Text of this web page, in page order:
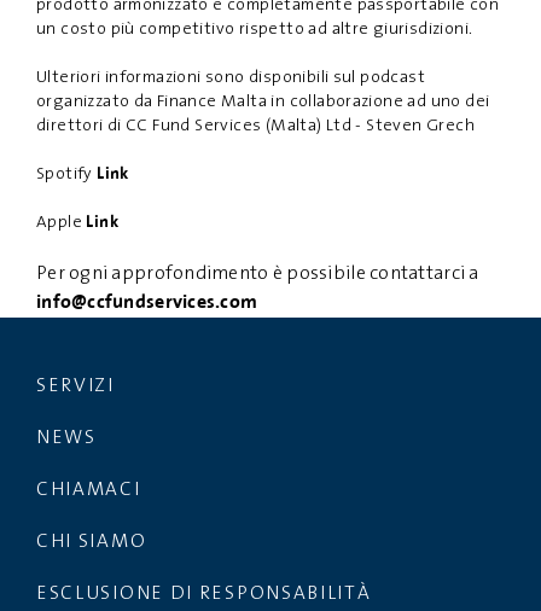
prodotto armonizzato e completamente passportabile con
un costo più competitivo rispetto ad altre giurisdizioni.
Ulteriori informazioni sono disponibili sul podcast
organizzato da Finance Malta in collaborazione ad uno dei
direttori di CC Fund Services (Malta) Ltd - Steven Grech
Spotify Link
Apple Link
Per ogni approfondimento è possibile contattarci a
info@ccfundservices.com
SERVIZI
NEWS
CHIAMACI
CHI SIAMO
ESCLUSIONE DI RESPONSABILITÀ